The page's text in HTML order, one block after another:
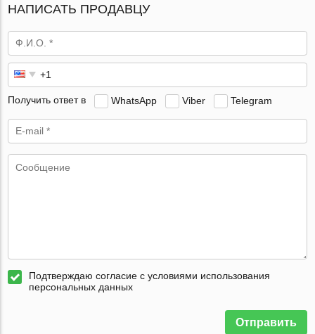
НАПИСАТЬ ПРОДАВЦУ
Получить ответ в WhatsApp Viber Telegram
Подтверждаю согласие с условиями использования
персональных данных
Отправить